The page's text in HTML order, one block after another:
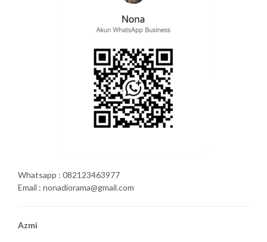
Whatsapp : 082123463977
Email : nonadiorama@gmail.com
Azmi